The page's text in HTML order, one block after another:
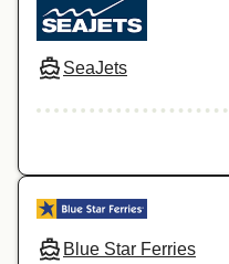
SeaJets
Blue Star Ferries